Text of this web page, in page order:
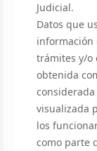
Judicial.
Datos que
información
trámites y/o
obtenida
visualizada
los
como parte